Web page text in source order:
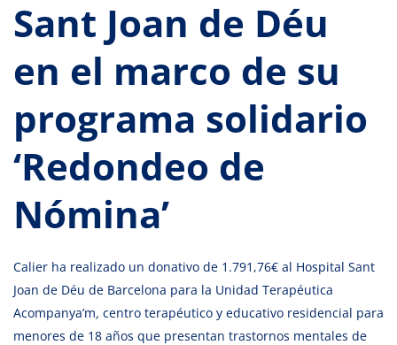
Sant Joan de Déu
en el marco de su
programa solidario
‘Redondeo de
Nómina’
Calier ha realizado un donativo de 1.791,76€ al Hospital Sant
Joan de Déu de Barcelona para la Unidad Terapéutica
Acompanya’m, centro terapéutico y educativo residencial para
menores de 18 años que presentan trastornos mentales de